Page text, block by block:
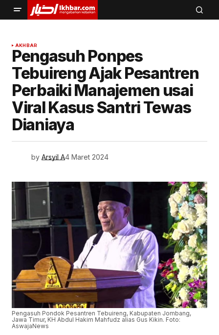
AKHBAR
Pengasuh Ponpes
Tebuireng Ajak Pesantren
Perbaiki Manajemen usai
Viral Kasus Santri Tewas
Dianiaya
by Arsyil A4 Maret 2024
Pengasuh Pondok Pesantren Tebuireng, Kabupaten Jombang,
Jawa Timur, KH Abdul Hakim Mahfudz alias Gus Kikin. Foto:
AswajaNews